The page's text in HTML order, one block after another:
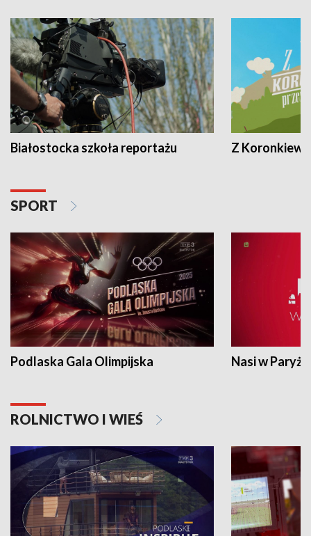
Białostocka szkoła reportażu Z
SPORT
Podlaska Gala Olimpijska Nasi w Paryżu
ROLNICTWO I WIEŚ